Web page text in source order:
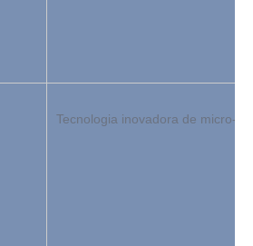
Tecnologia inovadora de micro-